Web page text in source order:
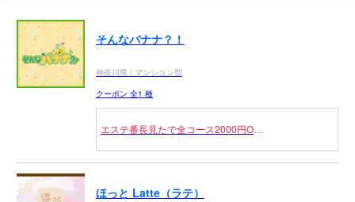
そんなバナナ？！
神奈川県 / マンション型
クーポン 全1 種
エステ番長見たで全コース2000円OFF
ほっと Latte（ラテ）